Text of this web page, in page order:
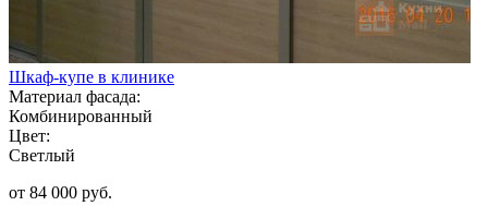
Шкаф-купе в клинике
Материал фасада:
Комбинированный
Цвет:
Светлый
от 84 000 руб.